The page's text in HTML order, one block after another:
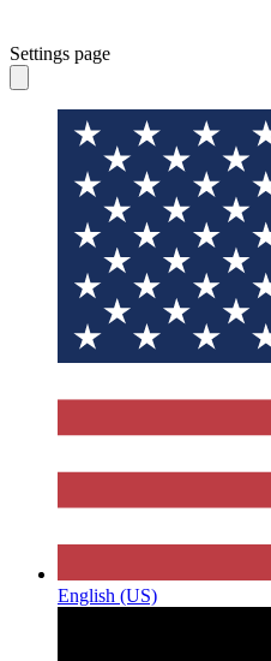
Settings page
English (US)